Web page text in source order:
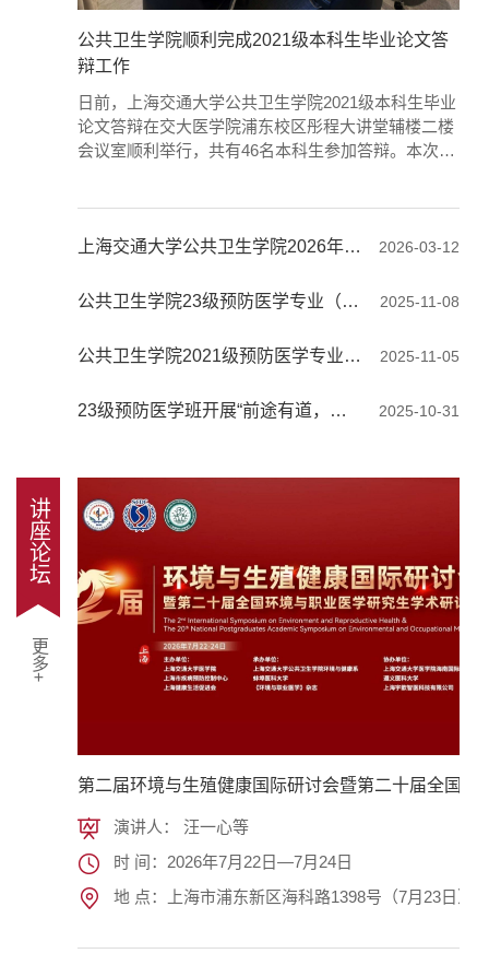
公共卫生学院顺利完成2021级本科生毕业论文答
辩工作
日前，上海交通大学公共卫生学院2021级本科生毕业
论文答辩在交大医学院浦东校区彤程大讲堂辅楼二楼
会议室顺利举行，共有46名本科生参加答辩。本次毕
卫生事业管理等专业方向设置3个专业组别。学院邀
上海交通大学医学院附属同仁医院...
上海交通大学公共卫生学院2026年春季学期顺利开学 2026-03-12
公共卫生学院23级预防医学专业（含卫生事业管理学方向）双导师项目宣讲会顺利举行 2025-11-08
公共卫生学院2021级预防医学专业本科生毕业论文开题答辩顺利开展 2025-11-05
23级预防医学班开展“前途有道，医研有方”班导师活动 2025-10-31
讲座论坛
更多+
第二届环境与生殖健康国际研讨会暨第二十届全国环
演讲人： 汪一心等
时 间：2026年7月22日—7月24日
地 点：上海市浦东新区海科路1398号（7月23日）